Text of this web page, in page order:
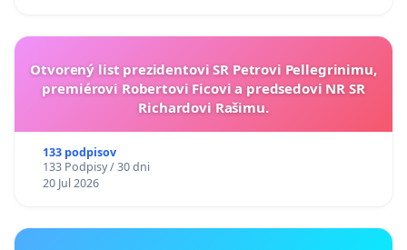
Otvorený list prezidentovi SR Petrovi Pellegrinimu,
premiérovi Robertovi Ficovi a predsedovi NR SR
Richardovi Rašimu.
133 podpisov
133 Podpisy / 30 dni
20 Jul 2026